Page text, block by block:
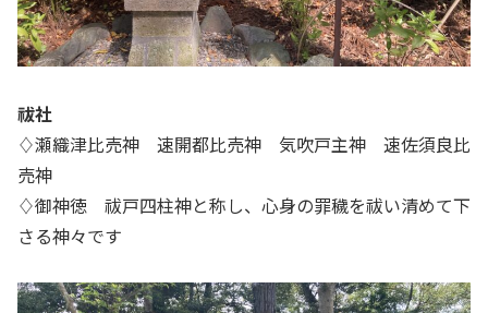
祓社
♢瀬織津比売神 速開都比売神 気吹戸主神 速佐須良比
売神
♢御神徳 祓戸四柱神と称し、心身の罪穢を祓い清めて下
さる神々です